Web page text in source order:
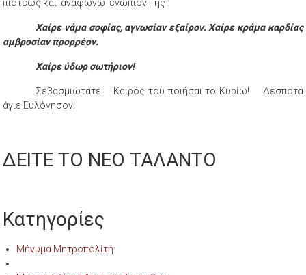
πίστεως και αναφωνώ ενώπιόν Της :
Χαίρε νάμα σοφίας, αγνωσίαν εξαίρον. Χαίρε κράμα καρδίας
αμβροσίαν προρρέον.
Χαίρε ύδωρ σωτήριον!
Σεβασμιώτατε! Καιρός του ποιήσαι το Κυρίω! Δέσποτα
άγιε Ευλόγησον!
ΔΕΙΤΕ ΤΟ ΝΕΟ ΤΑΛΑΝΤΟ
Κατηγορίες
Μήνυμα Μητροπολίτη